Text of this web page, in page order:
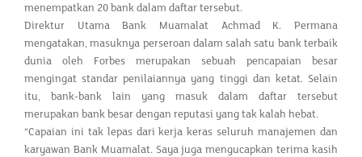
menempatkan 20 bank dalam daftar tersebut.
Direktur Utama Bank Muamalat Achmad K. Permana
mengatakan, masuknya perseroan dalam salah satu bank terbaik
dunia oleh Forbes merupakan sebuah pencapaian besar
mengingat standar penilaiannya yang tinggi dan ketat. Selain
itu, bank-bank lain yang masuk dalam daftar tersebut
merupakan bank besar dengan reputasi yang tak kalah hebat.
“Capaian ini tak lepas dari kerja keras seluruh manajemen dan
karyawan Bank Muamalat. Saya juga mengucapkan terima kasih